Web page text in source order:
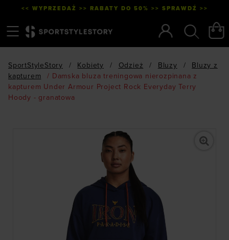
<< WYPRZEDAŻ >> RABATY DO 50% >> SPRAWDŹ >>
SportStyleStory / Kobiety / Odzież / Bluzy /
Bluzy z
kapturem
/ Damska bluza treningowa nierozpinana z
kapturem Under Armour Project Rock Everyday Terry
Hoody - granatowa